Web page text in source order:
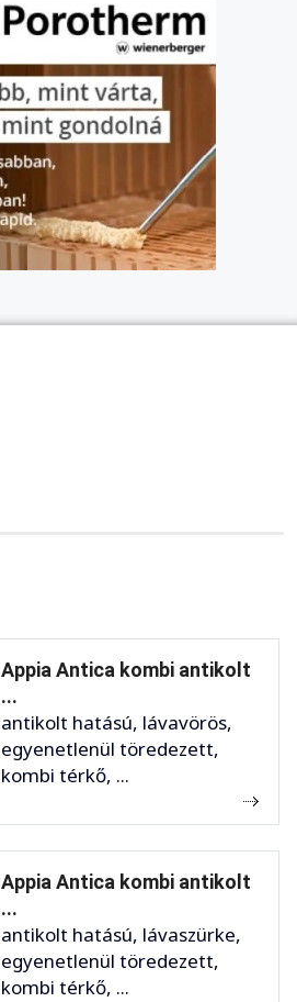
Appia Antica kombi antikolt
...
antikolt hatású, lávavörös,
egyenetlenül töredezett,
kombi térkő, ...
Appia Antica kombi antikolt
...
antikolt hatású, lávaszürke,
egyenetlenül töredezett,
kombi térkő, ...